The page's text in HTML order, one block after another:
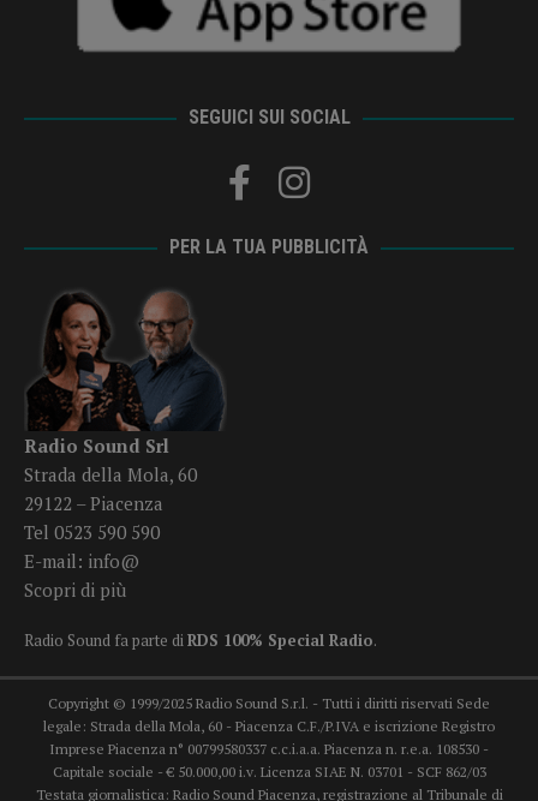
SEGUICI SUI SOCIAL
PER LA TUA PUBBLICITÀ
Radio Sound Srl
Strada della Mola, 60
29122 – Piacenza
Tel 0523 590 590
E-mail: info@
Scopri di più
Radio Sound fa parte diRDS 100% Special Radio.
Copyright © 1999/2025 Radio Sound S.r.l. - Tutti i diritti riservati Sede
legale: Strada della Mola, 60 - Piacenza C.F./P.IVA e iscrizione Registro
Imprese Piacenza n° 00799580337 c.c.i.a.a. Piacenza n. r.e.a. 108530 -
Capitale sociale - € 50.000,00 i.v. Licenza SIAE N. 03701 - SCF 862/03
Testata giornalistica: Radio Sound Piacenza, registrazione al Tribunale di